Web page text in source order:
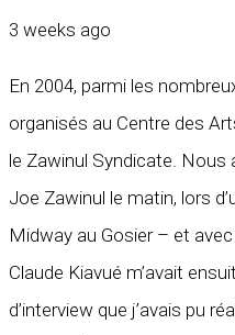
3 weeks ago
En 2004, parmi les
organisés au Centre des
le Zawinul Syndicate. Nous
Joe Zawinul le matin, lors
Midway au Gosier – et
Claude Kiavué m’avait
d’interview que j’avais pu